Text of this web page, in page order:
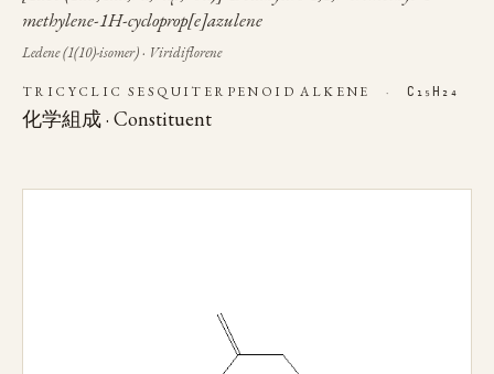
methylene-1H-cycloprop[e]azulene
Ledene (1(10)-isomer) · Viridiflorene
TRICYCLIC SESQUITERPENOID ALKENE · C₁₅H₂₄
化学組成 · Constituent